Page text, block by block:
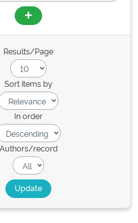
Results/Page
Sort items by
In order
Authors/record